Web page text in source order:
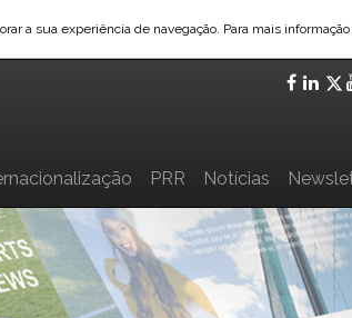
a sua experiência de navegação. Para mais
PRR Notícias